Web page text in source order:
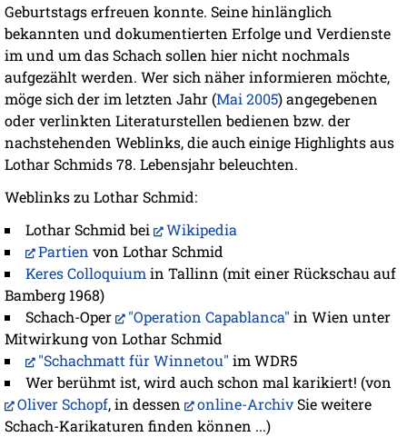
Geburtstags erfreuen konnte. Seine hinlänglich
bekannten und dokumentierten Erfolge und Verdienste
im und um das Schach sollen hier nicht nochmals
aufgezählt werden. Wer sich näher informieren möchte,
möge sich der im letzten Jahr (Mai 2005) angegebenen
oder verlinkten Literaturstellen bedienen bzw. der
nachstehenden Weblinks, die auch einige Highlights aus
Lothar Schmids 78. Lebensjahr beleuchten.
Weblinks zu Lothar Schmid:
Lothar Schmid bei
Wikipedia
Partien von Lothar Schmid
Keres Colloquium in Tallinn (mit einer Rückschau auf
Bamberg 1968)
Schach-Oper
"Operation Capablanca" in Wien unter
Mitwirkung von Lothar Schmid
"Schachmatt für Winnetou" im WDR5
Wer berühmt ist, wird auch schon mal karikiert! (von
Oliver Schopf, in dessen online-ArchivSie weitere
Schach-Karikaturen finden können ...)